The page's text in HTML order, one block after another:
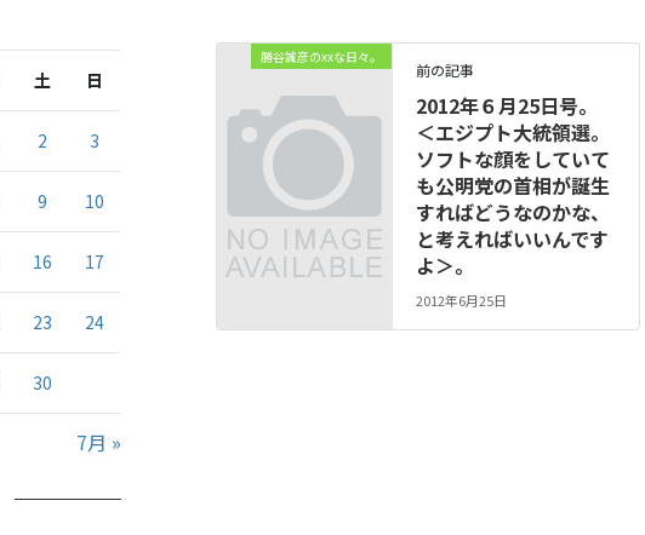
勝谷誠彦のxxな日々。
前の記事
2012年６月25日号。
＜エジプト大統領選。
ソフトな顔をしていて
も公明党の首相が誕生
すればどうなのかな、
と考えればいいんです
よ＞。
2012年6月25日
土 日
2 3
9 10
16 17
23 24
30
7月 »